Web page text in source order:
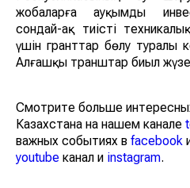
жобаларға ауқымды
сондай-ақ тиісті
үшін гранттар бөлу туралы
Алғашқы транштар биыл
Смотрите больше
Казахстана на нашем канале
важных событиях в facebook
youtube канал и instagram.